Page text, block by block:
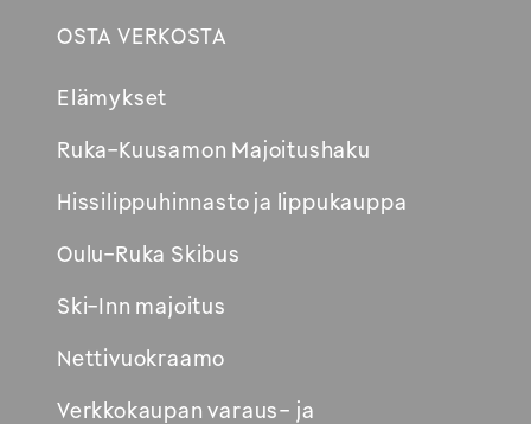
OSTA VERKOSTA
Elämykset
Ruka-Kuusamon Majoitushaku
ikkunaan
Hissilippuhinnasto ja lippukauppa
Oulu-Ruka Skibus
Ski-Inn majoitus
Nettivuokraamo
Verkkokaupan varaus- ja